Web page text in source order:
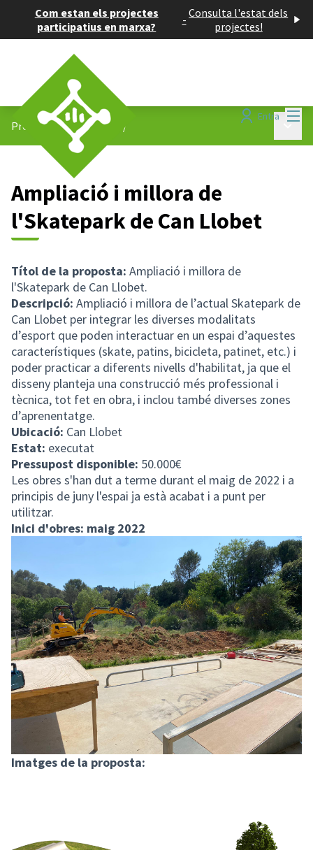
Com estan els projectes
participatius en marxa?
- Consulta l'estat dels
projectes!
Entra
Projectes participatius /
Ampliació i millora de
l'Skatepark de Can Llobet
Títol de la proposta: Ampliació i millora de
l'Skatepark de Can Llobet.
Descripció: Ampliació i millora de l’actual Skatepark de
Can Llobet per integrar les diverses modalitats
d’esport que poden interactuar en un espai d’aquestes
característiques (skate, patins, bicicleta, patinet, etc.) i
poder practicar a diferents nivells d'habilitat, ja que el
disseny planteja una construcció més professional i
tècnica, tot fet en obra, i inclou també diverses zones
d’aprenentatge.
Ubicació: Can Llobet
Estat: executat
Pressupost disponible: 50.000€
Les obres s'han dut a terme durant el maig de 2022 i a
principis de juny l'espai ja està acabat i a punt per
utilitzar.
Inici d'obres: maig 2022
Imatges de la proposta: